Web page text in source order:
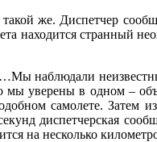
же. Диспетчер
находится странный
наблюдали
уверены в одном –
самолете. Затем из
диспетчерская
на несколько